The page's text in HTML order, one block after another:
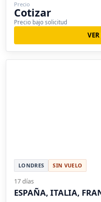
Precio
Cotizar
Precio bajo solicitud
LONDRES SIN VUELO
17 días
ESPAÑA, ITALIA,